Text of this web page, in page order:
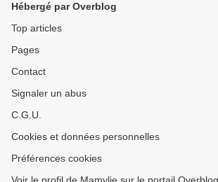
Hébergé par Overblog
Top articles
Pages
Contact
Signaler un abus
C.G.U.
Cookies et données personnelles
Préférences cookies